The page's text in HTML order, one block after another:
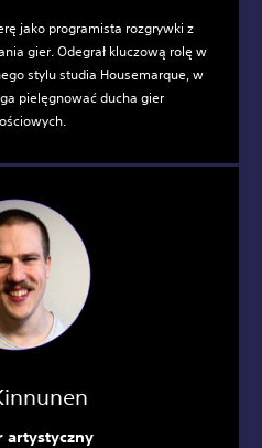
jako programista rozgrywki z
gier. Odegrał kluczową rolę w
stylu studia Housemarque, w
pielęgnować ducha gier
artystyczny